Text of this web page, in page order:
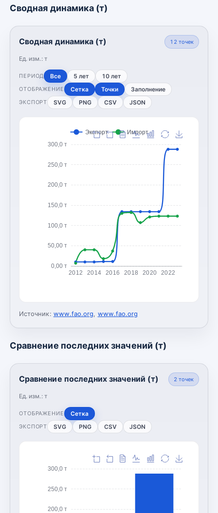
Сводная динамика (т)
Сводная динамика (т)
Ед. изм.: т
12 точек
ПЕРИОД Все 5 лет 10 лет
ОТОБРАЖЕНИЕ Сетка Точки Заполнение
ЭКСПОРТ SVG PNG CSV JSON
0,00 т
50,00 т
100,0 т
150,0 т
200,0 т
250,0 т
300,0 т
2012 2014 2016 2018 2020 2022
Экспорт Импорт
Источник: www.fao.org, www.fao.org
Сравнение последних значений (т)
Сравнение последних значений (т)
Ед. изм.: т
2 точек
ОТОБРАЖЕНИЕ Сетка
ЭКСПОРТ SVG PNG CSV JSON
200,0 т
250,0 т
300,0 т